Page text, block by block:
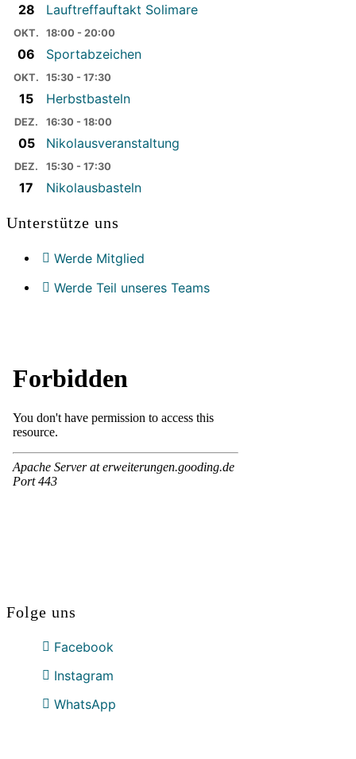
28 Lauftreffauftakt Solimare
OKT.
06
18:00 - 20:00
Sportabzeichen
OKT.
15
15:30 - 17:30
Herbstbasteln
DEZ.
05
16:30 - 18:00
Nikolausveranstaltung
DEZ.
17
15:30 - 17:30
Nikolausbasteln
Unterstütze uns
Werde Mitglied
Werde Teil unseres Teams
Folge uns
Facebook
Instagram
WhatsApp